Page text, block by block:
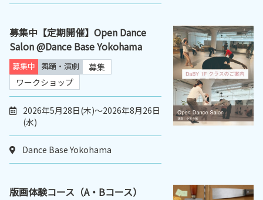
募集中【定期開催】Open Dance
Salon @Dance Base Yokohama
募集中 舞踊・演劇
募集
ワークショップ
2026年5月28日(木)～2026年8月26日
(水)
Dance Base Yokohama
版画体験コース（A・Bコース）